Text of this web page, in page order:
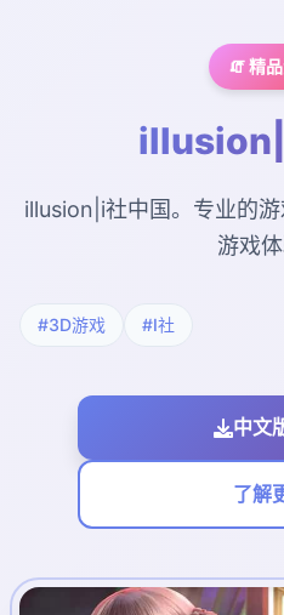
🧯 精
illusion|i社中国。专业的
游戏体
#3D游戏 #I社
中文
了解